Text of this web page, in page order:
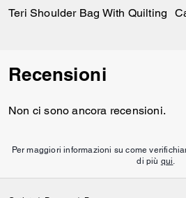
Teri Shoulder Bag With Quilting
Recensioni
Non ci sono ancora recensioni.
Per maggiori informazioni su come
di più qui